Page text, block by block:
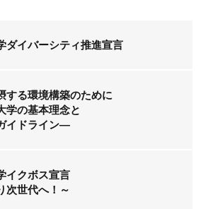
ダイバーシティ推進宣言
する環境構築のために
の基本理念と
イドライン―
イクボス宣言
次世代へ！～